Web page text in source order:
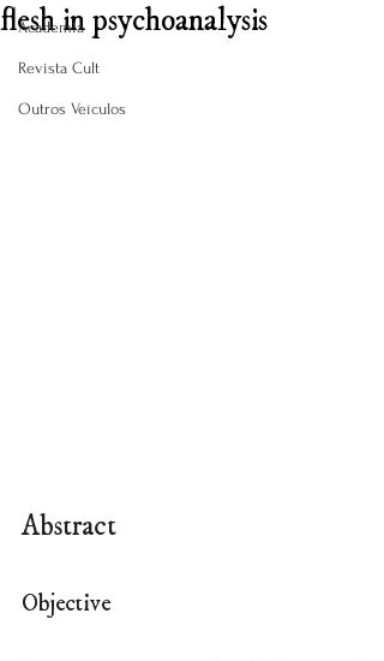
Academia
Revista Cult
Outros Veículos
flesh in psychoanalysis
Abstract
Objective